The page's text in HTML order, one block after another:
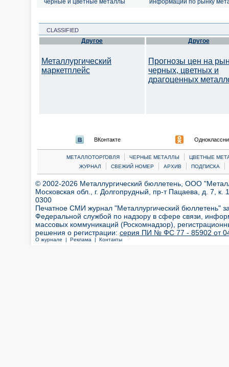
черные и цветные металлы
информации по рынку
CLASSIFIED
Другое
Металлургический
маркетплейс
Другое
Прогнозы цен на
черных, цветных и
драгоценных
ВКонтакте
МЕТАЛЛОТОРГОВЛЯ | ЧЕРНЫЕ МЕТАЛЛЫ |
ЦВЕТНЫЕ
ЖУРНАЛ
| СВЕЖИЙ НОМЕР | АРХИВ | ПОДПИСКА |
© 2002-2026 Металлургический бюллетень, ООО
Московская обл., г. Долгопрудный, пр-т Пацаева, д. 7,
0300
Печатное СМИ журнал "Металлургический бюллетень"
Федеральной службой по надзору в сфере связи,
массовых коммуникаций (Роскомнадзор),
решения о регистрации: серия ПИ № ФС 77 - 85902 от 04
О журнале | Реклама | Контакты